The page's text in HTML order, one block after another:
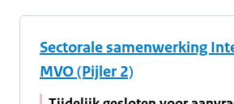
Sectorale samenwerking
MVO (Pijler 2)